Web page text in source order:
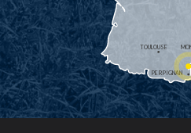
PERPIGNAN
TOULOUSE